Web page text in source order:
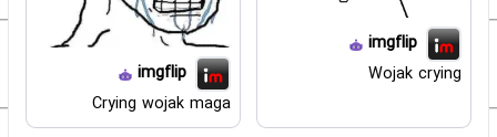
imgflip
Wojak crying
imgflip
Crying wojak maga